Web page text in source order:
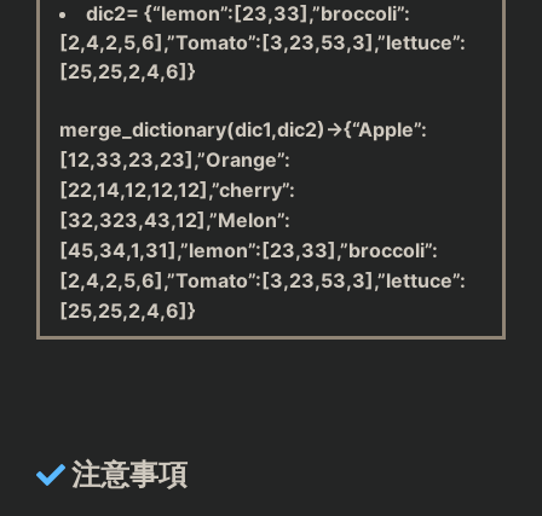
with open('new_file.json') ass f:
    result = json.load(f)
    print(result)
'wine':1000,
'pizza':1200,
'pickle':300
dic2= {“lemon”:[23,33],”broccoli”:
[2,4,2,5,6],”Tomato”:[3,23,53,3],”lettuce”:
[25,25,2,4,6]}
merge_dictionary(dic1,dic2)→{“Apple”:
[12,33,23,23],”Orange”:
[22,14,12,12,12],”cherry”:
[32,323,43,12],”Melon”:
[45,34,1,31],”lemon”:[23,33],”broccoli”:
[2,4,2,5,6],”Tomato”:[3,23,53,3],”lettuce”:
[25,25,2,4,6]}
注意事項